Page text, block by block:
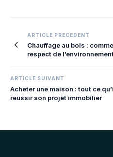
Navigation
de
ARTICLE PRECEDENT
Chauffage au bois :
respect de
ARTICLE SUIVANT
Acheter une maison : tout ce
réussir son projet immobilier